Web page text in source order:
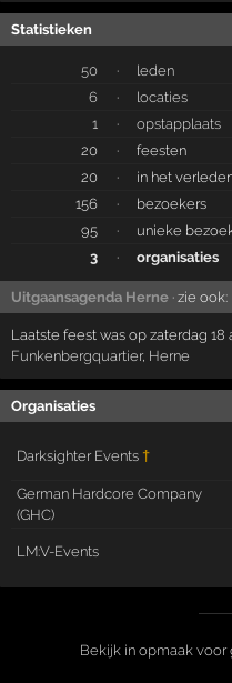
Statistieken
50 ·
leden
6
·
locaties
1
·
opstapplaats
20
·
feesten
20
·
in het
156
·
bezoekers
95
·
unieke
3
· organisaties
Uitgaansagenda Herne · zie ook:
Laatste feest was op zaterdag 18
Funkenbergquartier, Herne
Organisaties
Darksighter Events †
German Hardcore Company
(GHC)
LM:V-Events
Bekijk in opmaak